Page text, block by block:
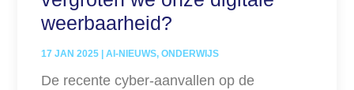
weerbaarheid?
17 JAN 2025 |AI-NIEUWS,ONDERWIJS
De recente cyber-aanvallen op de